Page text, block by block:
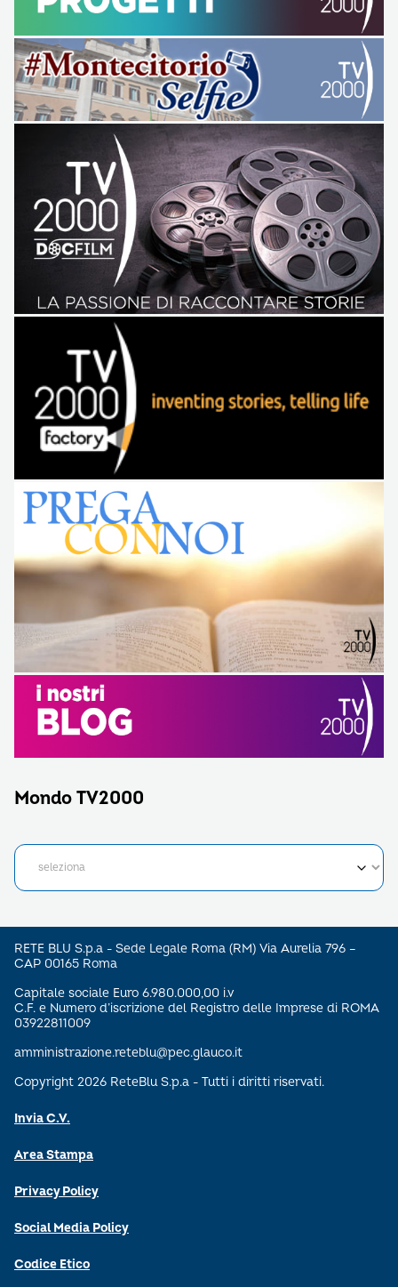
Mondo TV2000
RETE BLU S.p.a - Sede Legale Roma (RM) Via Aurelia 796 –
CAP 00165 Roma
Capitale sociale Euro 6.980.000,00 i.v
C.F. e Numero d’iscrizione del Registro delle Imprese di ROMA
03922811009
amministrazione.reteblu@pec.glauco.it
Copyright 2026 ReteBlu S.p.a - Tutti i diritti riservati.
Invia C.V.
Area Stampa
Privacy Policy
Social Media Policy
Codice Etico